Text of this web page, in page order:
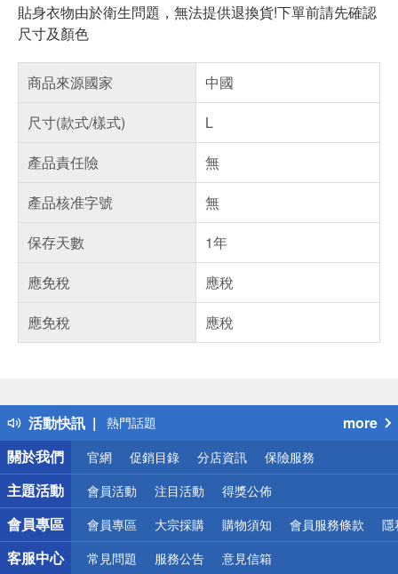
貼身衣物由於衛生問題，無法提供退換貨!下單前請先確認
尺寸及顏色
商品來源國家
中國
尺寸(款式/樣式)
L
產品責任險
無
產品核准字號
無
保存天數
1年
應免稅
應稅
應免稅
應稅
活動快訊
偏遠地區配送
熱門話題
銀行優惠
偏遠地區配送
詐騙網頁！請小心！
more
關於我們
官網 促銷目錄 分店資訊 保險服務
主題活動 會員活動 注目活動 得獎公佈
會員專區 會員專區 大宗採購 購物須知 會員服務條款 隱
客服中心 常見問題 服務公告 意見信箱